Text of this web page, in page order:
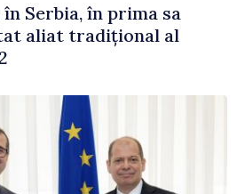
Serbia, în prima sa
aliat tradițional al